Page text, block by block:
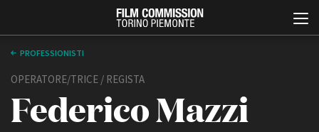
PROFESSIONISTI
OPERATORE/TRICE / REGISTA
Federico Mazzi